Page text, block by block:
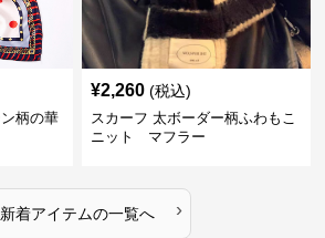
柄の華
¥2,260 (税込)
スカーフ 太ボーダー柄ふわもこ
ニット マフラー
新着アイテムの一覧へ ›